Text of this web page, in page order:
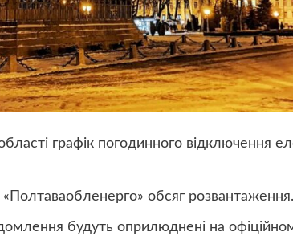
графік погодинного відключення
обсяг розвантаження.
будуть оприлюднені на